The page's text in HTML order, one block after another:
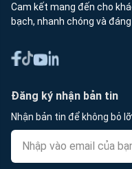
Cam kết mang đến cho
bạch, nhanh chóng và
Đăng ký nhận bản tin
Nhận bản tin để không bỏ